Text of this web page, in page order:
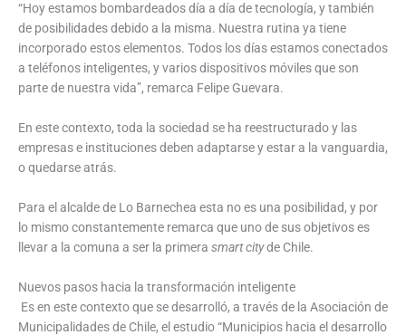
“Hoy estamos bombardeados día a día de tecnología, y también
de posibilidades debido a la misma. Nuestra rutina ya tiene
incorporado estos elementos. Todos los días estamos conectados
a teléfonos inteligentes, y varios dispositivos móviles que son
parte de nuestra vida”, remarca Felipe Guevara.
En este contexto, toda la sociedad se ha reestructurado y las
empresas e instituciones deben adaptarse y estar a la vanguardia,
o quedarse atrás.
Para el alcalde de Lo Barnechea esta no es una posibilidad, y por
lo mismo constantemente remarca que uno de sus objetivos es
llevar a la comuna a ser la primera smart cityde Chile.
Nuevos pasos hacia la transformación inteligente
Es en este contexto que se desarrolló, a través de la Asociación de
Municipalidades de Chile, el estudio “Municipios hacia el desarrollo